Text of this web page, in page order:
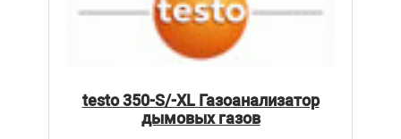
testo 350-S/-XL Газоанализатор
дымовых газов